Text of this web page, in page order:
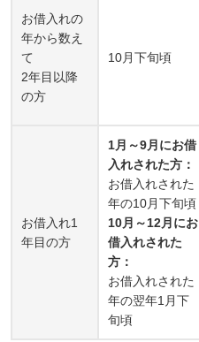
お借入れの
年から数え
て
2年目以降
の方
10月下旬頃
お借入れ1
年目の方
1月～9月にお借
入れされた方：
お借入れされた
年の10月下旬頃
10月～12月にお
借入れされた
方：
お借入れされた
年の翌年1月下
旬頃